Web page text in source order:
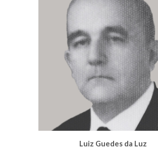
Luiz Guedes da Luz